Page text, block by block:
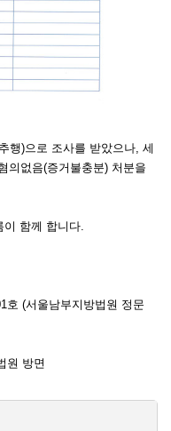
행)으로 조사를 받았으나, 세
의없음(증거불충분) 처분을
함께 합니다.
호 (서울남부지방법원 정문
원 방면